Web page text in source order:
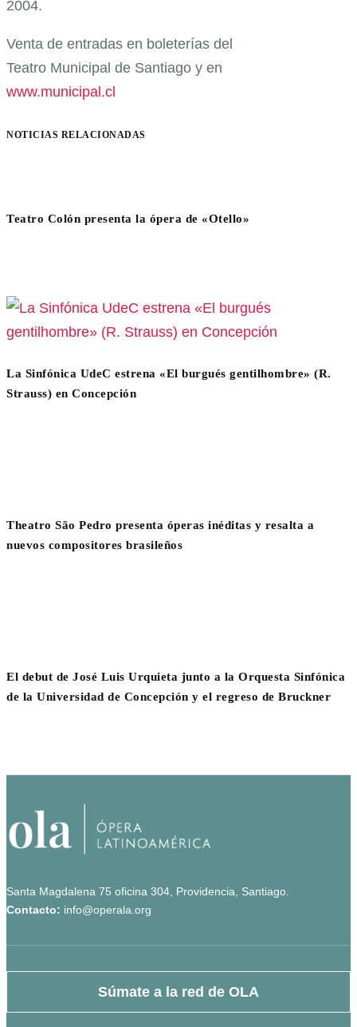
2004.
Venta de entradas en boleterías del
Teatro Municipal de Santiago y en
www.municipal.cl
NOTICIAS RELACIONADAS
Teatro Colón presenta la ópera de «Otello»
La Sinfónica UdeC estrena «El burgués gentilhombre» (R.
Strauss) en Concepción
Theatro São Pedro presenta óperas inéditas y resalta a
nuevos compositores brasileños
El debut de José Luis Urquieta junto a la Orquesta Sinfónica
de la Universidad de Concepción y el regreso de Bruckner
Santa Magdalena 75 oficina 304, Providencia, Santiago.
Contacto: info@operala.org
Súmate a la red de OLA